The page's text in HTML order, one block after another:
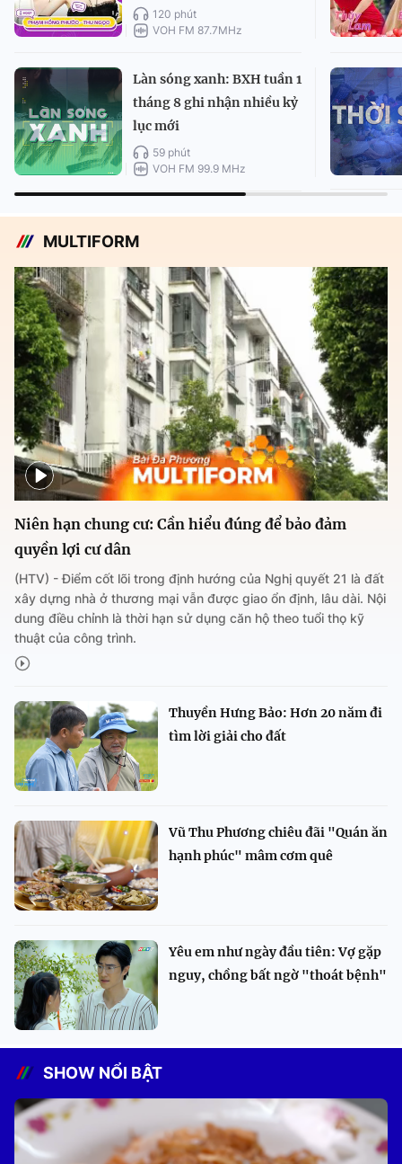
120 phút
VOH FM 87.7MHz
Làn sóng xanh: BXH tuần 1
tháng 8 ghi nhận nhiều kỷ
lục mới
59 phút
VOH FM 99.9 MHz
MULTIFORM
Niên hạn chung cư: Cần hiểu đúng để bảo đảm
quyền lợi cư dân
(HTV) - Điểm cốt lõi trong định hướng của Nghị quyết 21 là đất
xây dựng nhà ở thương mại vẫn được giao ổn định, lâu dài. Nội
dung điều chỉnh là thời hạn sử dụng căn hộ theo tuổi thọ kỹ
thuật của công trình.
Thuyền Hưng Bảo: Hơn 20 năm đi
tìm lời giải cho đất
Vũ Thu Phương chiêu đãi "Quán ăn
hạnh phúc" mâm cơm quê
Yêu em như ngày đầu tiên: Vợ gặp
nguy, chồng bất ngờ "thoát bệnh"
SHOW NỔI BẬT